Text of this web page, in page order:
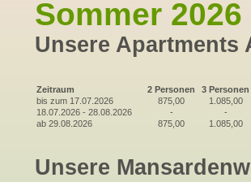
Sommer 2026
Unsere Apartments
Zeitraum 2 Personen 3 Personen
bis zum 17.07.2026
875,00 1.085,00
18.07.2026 - 28.08.2026
- -
ab 29.08.2026
875,00 1.085,00
Unsere